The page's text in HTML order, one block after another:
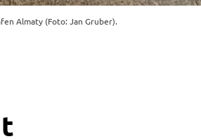
Almaty (Foto: Jan Gruber).